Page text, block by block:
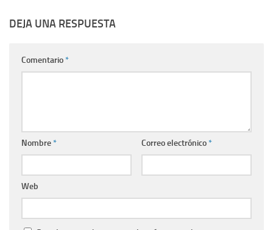
DEJA UNA RESPUESTA
Comentario*
Nombre* Correo electrónico*
Web